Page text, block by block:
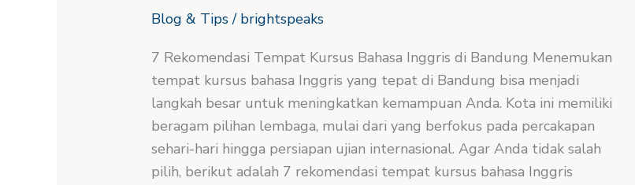
Blog & Tips/ brightspeaks
7 Rekomendasi Tempat Kursus Bahasa Inggris di Bandung Menemukan
tempat kursus bahasa Inggris yang tepat di Bandung bisa menjadi
langkah besar untuk meningkatkan kemampuan Anda. Kota ini memiliki
beragam pilihan lembaga, mulai dari yang berfokus pada percakapan
sehari-hari hingga persiapan ujian internasional. Agar Anda tidak salah
pilih, berikut adalah 7 rekomendasi tempat kursus bahasa Inggris
Inggris
Bandung